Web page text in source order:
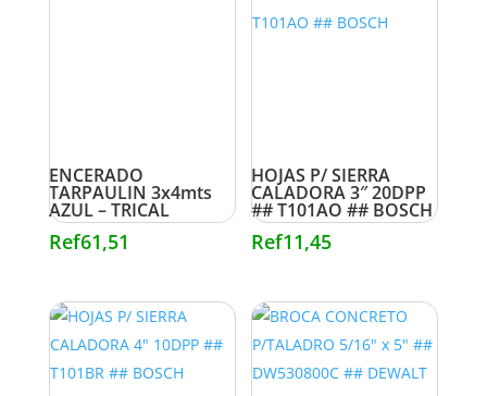
ENCERADO
TARPAULIN 3x4mts
AZUL – TRICAL
Ref61,51
HOJAS P/ SIERRA
CALADORA 3″ 20DPP
## T101AO ## BOSCH
Ref11,45